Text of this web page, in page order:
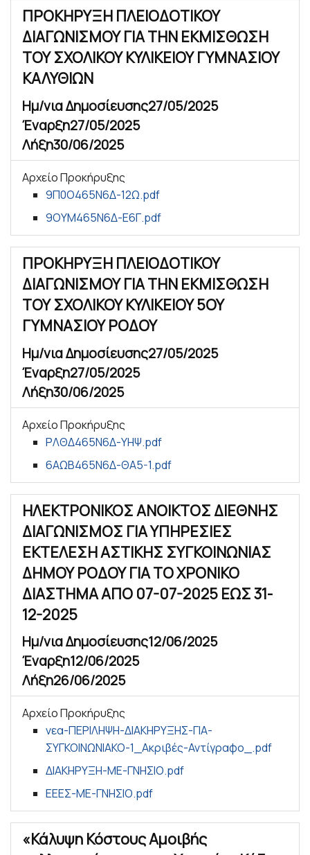
ΠΡΟΚΗΡΥΞΗ ΠΛΕΙΟΔΟΤΙΚΟΥ
ΔΙΑΓΩΝΙΣΜΟΥ ΓΙΑ ΤΗΝ ΕΚΜΙΣΘΩΣΗ
ΤΟΥ ΣΧΟΛΙΚΟΥ ΚΥΛΙΚΕΙΟΥ ΓΥΜΝΑΣΙΟΥ
ΚΑΛΥΘΙΩΝ
Ημ/νια Δημοσίευσης27/05/2025
Έναρξη27/05/2025
Λήξη30/06/2025
Αρχείο Προκήρυξης
9Π0Ο465Ν6Δ-12Ω.pdf
9ΟΥΜ465Ν6Δ-Ε6Γ.pdf
ΠΡΟΚΗΡΥΞΗ ΠΛΕΙΟΔΟΤΙΚΟΥ
ΔΙΑΓΩΝΙΣΜΟΥ ΓΙΑ ΤΗΝ ΕΚΜΙΣΘΩΣΗ
ΤΟΥ ΣΧΟΛΙΚΟΥ ΚΥΛΙΚΕΙΟΥ 5ΟΥ
ΓΥΜΝΑΣΙΟΥ ΡΟΔΟΥ
Ημ/νια Δημοσίευσης27/05/2025
Έναρξη27/05/2025
Λήξη30/06/2025
Αρχείο Προκήρυξης
ΡΛΘΔ465Ν6Δ-ΥΗΨ.pdf
6ΑΩΒ465Ν6Δ-ΘΑ5-1.pdf
ΗΛΕΚΤΡΟΝΙΚΟΣ ΑΝΟΙΚΤΟΣ ΔΙΕΘΝΗΣ
ΔΙΑΓΩΝΙΣΜΟΣ ΓΙΑ ΥΠΗΡΕΣΙΕΣ
ΕΚΤΕΛΕΣΗ ΑΣΤΙΚΗΣ ΣΥΓΚΟΙΝΩΝΙΑΣ
ΔΗΜΟΥ ΡΟΔΟΥ ΓΙΑ ΤΟ ΧΡΟΝΙΚΟ
ΔΙΑΣΤΗΜΑ ΑΠΟ 07-07-2025 ΕΩΣ 31-
12-2025
Ημ/νια Δημοσίευσης12/06/2025
Έναρξη12/06/2025
Λήξη26/06/2025
Αρχείο Προκήρυξης
νεα-ΠΕΡΙΛΗΨΗ-ΔΙΑΚΗΡΥΞΗΣ-ΓΙΑ-
ΣΥΓΚΟΙΝΩΝΙΑΚΟ-1_Ακριβές-Αντίγραφο_.pdf
ΔΙΑΚΗΡΥΞΗ-ΜΕ-ΓΝΗΣΙΟ.pdf
ΕΕΕΣ-ΜΕ-ΓΝΗΣΙΟ.pdf
«Κάλυψη Κόστους Αμοιβής